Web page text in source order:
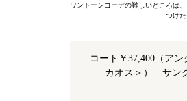
ワントーンコーデの難しいところは
つけ
コート￥37,400（ア
カオス＞） サン